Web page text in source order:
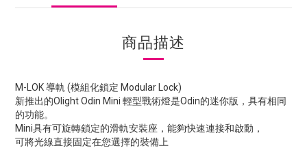
商品描述
M-LOK 導軌 (模組化鎖定 Modular Lock)
新推出的Olight Odin Mini 輕型戰術燈是Odin的迷你版，具有相同
的功能。
Mini具有可旋轉鎖定的滑軌安裝座，能夠快速連接和啟動，
可將光線直接固定在您選擇的裝備上